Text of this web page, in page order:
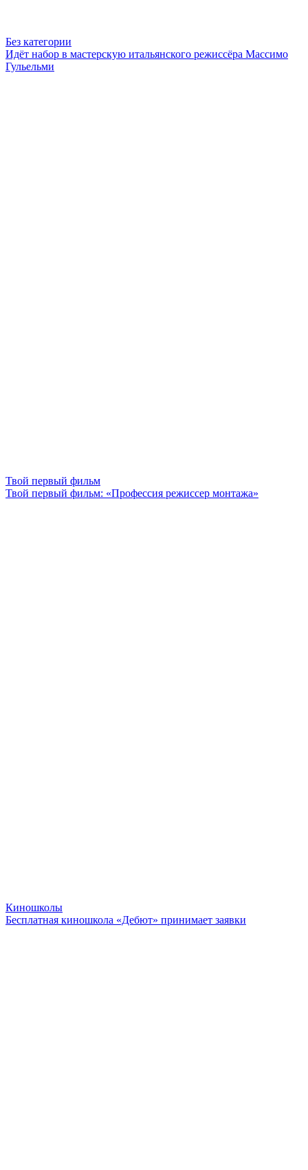
Без категории
Идёт набор в мастерскую итальянского режиссёра Массимо
Гульельми
Твой первый фильм
Твой первый фильм: «Профессия режиссер монтажа»
Киношколы
Бесплатная киношкола «Дебют» принимает заявки